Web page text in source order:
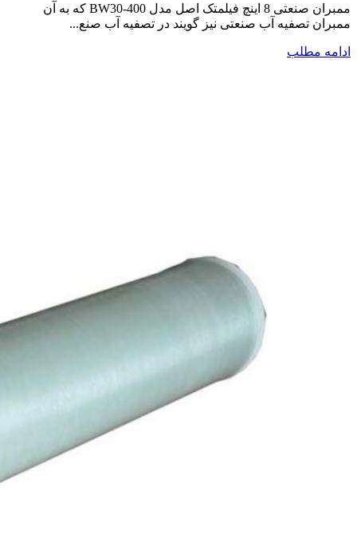
ممبران صنعتی 8 اینچ فیلمتک اصل مدل BW30-400 که به آن
ممبران تصفیه آب صنعتی نیز گویند در تصفیه آب صنع...
ادامه مطلب